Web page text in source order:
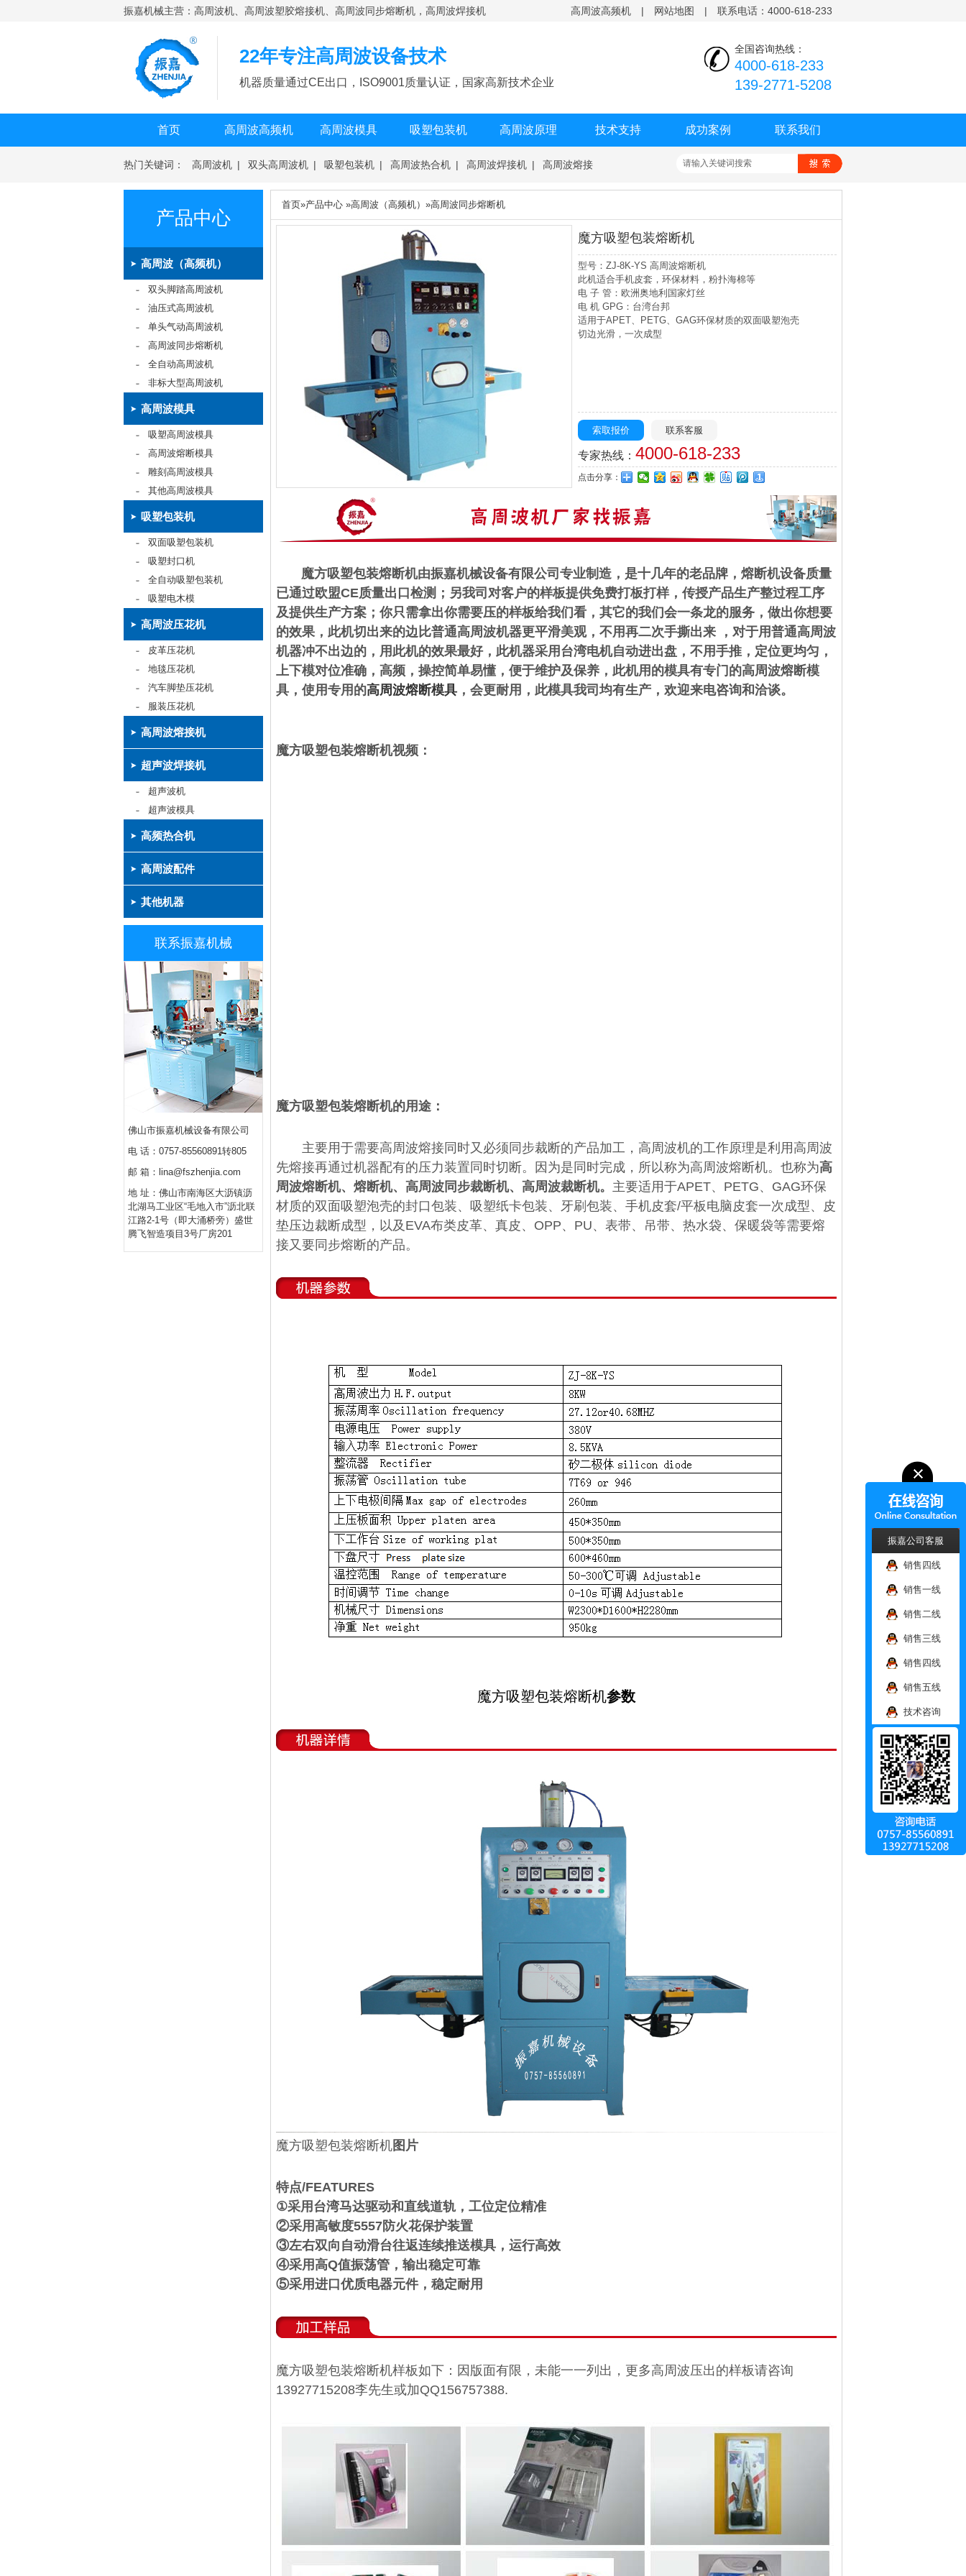
振嘉机械主营：高周波机、高周波塑胶熔接机、高周波同步熔断机，高周波焊接机 高周波高频机 | 网站地图 | 联系电话：4000-618-233
22年专注高周波设备技术
机器质量通过CE出口，ISO9001质量认证，国家高新技术企业
全国咨询热线：
4000-618-233
139-2771-5208
首页 高周波高频机 高周波模具 吸塑包装机 高周波原理 技术支持 成功案例 联系我们
热门关键词： 高周波机 | 双头高周波机 | 吸塑包装机 | 高周波热合机 | 高周波焊接机 | 高周波熔接
产品中心
高周波（高频机）
双头脚踏高周波机
油压式高周波机
单头气动高周波机
高周波同步熔断机
全自动高周波机
非标大型高周波机
高周波模具
吸塑高周波模具
高周波熔断模具
雕刻高周波模具
其他高周波模具
吸塑包装机
双面吸塑包装机
吸塑封口机
全自动吸塑包装机
吸塑电木模
高周波压花机
皮革压花机
地毯压花机
汽车脚垫压花机
服装压花机
高周波熔接机
超声波焊接机
超声波机
超声波模具
高频热合机
高周波配件
其他机器
联系振嘉机械
佛山市振嘉机械设备有限公司
电 话：0757-85560891转805
邮 箱：lina@fszhenjia.com
地 址：佛山市南海区大沥镇沥
北湖马工业区“毛地入市”沥北联
江路2-1号（即大涌桥旁）盛世
腾飞智造项目3号厂房201
首页»产品中心 »高周波（高频机） »高周波同步熔断机
魔方吸塑包装熔断机
型号：ZJ-8K-YS 高周波熔断机
此机适合手机皮套，环保材料，粉扑海棉等
电 子 管：欧洲奥地利国家灯丝
电 机 GPG：台湾台邦
适用于APET、PETG、GAG环保材质的双面吸塑泡壳
切边光滑，一次成型
索取报价 联系客服
专家热线： 4000-618-233
点击分享：
魔方吸塑包装熔断机由振嘉机械设备有限公司专业制造， 是十几年的老品牌，熔断机设备质量
已通过欧盟CE质量出口检测；另我司对客户的样板提供免费打板打样，传授产品生产整过程工序
及提供生产方案；你只需拿出你需要压的样板给我们看，其它的我们会一条龙的服务，做出你想要
的效果， 此机切出来的边比普通高周波机器更平滑美观，不用再二次手撕出来 ，对于用普通高周波
机器冲不出边的，用此机的效果最好，此机器采用台湾电机自动进出盘，不用手推，定位更均匀，
上下模对位准确，高频，操控简单易懂，便于维护及保养，此机用的模具有专门的高周波熔断模
具，使用专用的高周波熔断模具 ，会更耐用，此模具我司均有生产，欢迎来电咨询和洽谈。
魔方吸塑包装熔断机视频：
魔方吸塑包装熔断机的用途：
主要用于需要高周波熔接同时又必须同步裁断的产品加工，高周波机的工作原理是利用高周波
先熔接再通过机器配有的压力装置同时切断。因为是同时完成，所以称为高周波熔断机。也称为高
周波熔断机、熔断机、高周波同步裁断机、高周波裁断机。 主要适用于APET、PETG、GAG环保
材质的双面吸塑泡壳的封口包装、吸塑纸卡包装、牙刷包装、手机皮套/平板电脑皮套一次成型、皮
垫压边裁断成型，以及EVA布类皮革、真皮、OPP、PU、表带、吊带、热水袋、保暖袋等需要熔
接又要同步熔断的产品。
魔方吸塑包装熔断机参数
魔方吸塑包装熔断机图片
特点/FEATURES
①采用台湾马达驱动和直线道轨，工位定位精准
②采用高敏度5557防火花保护装置
③左右双向自动滑台往返连续推送模具，运行高效
④采用高Q值振荡管，输出稳定可靠
⑤采用进口优质电器元件，稳定耐用
魔方吸塑包装熔断机样板如下：因版面有限，未能一一列出，更多高周波压出的样板请咨询
13927715208李先生或加QQ156757388.
振嘉公司客服
销售四线
销售一线
销售二线
销售三线
销售四线
销售五线
技术咨询